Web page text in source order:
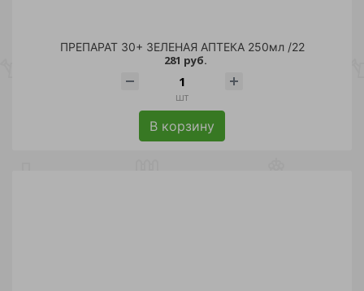
ПРЕПАРАТ 30+ ЗЕЛЕНАЯ АПТЕКА 250мл /22
281 руб.
шт
В корзину